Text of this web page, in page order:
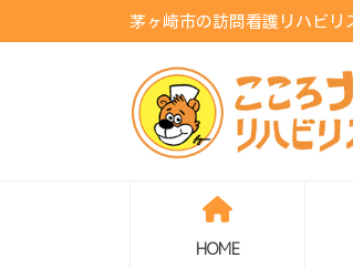
茅ヶ崎市の訪問看護リハビ
HOME